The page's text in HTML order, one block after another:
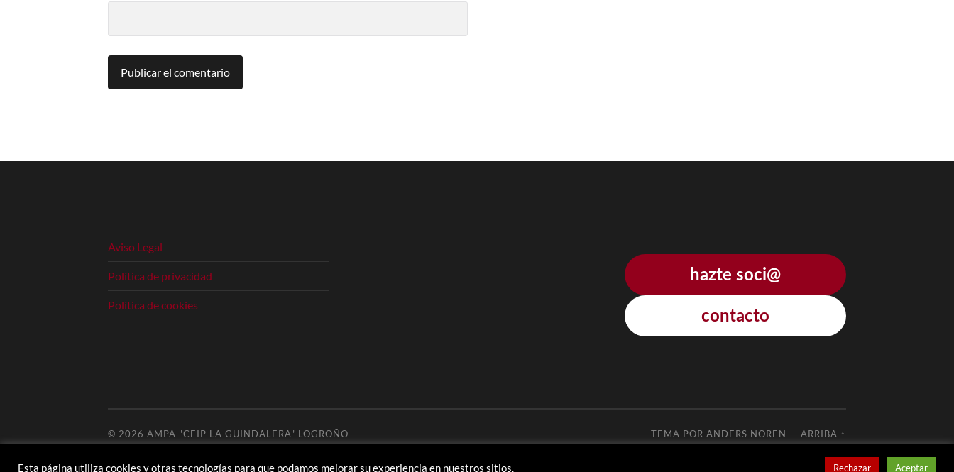
Aviso Legal
Política de privacidad
Política de cookies
hazte soci@
contacto
© 2026 AMPA "CEIP LA GUINDALERA" LOGROÑO TEMA POR ANDERS NOREN — ARRIBA ↑
Esta página utiliza cookies y otras tecnologías para que podamos mejorar su experiencia en nuestros sitios. Rechazar Aceptar